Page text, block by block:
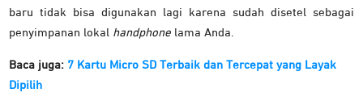
baru tidak bisa digunakan lagi karena sudah disetel sebagai
penyimpanan lokal handphone lama Anda.
Baca juga: 7 Kartu Micro SD Terbaik dan Tercepat yang Layak
Dipilih